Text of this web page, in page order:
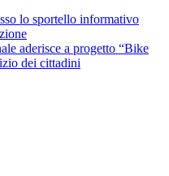
lo sportello informativo
aderisce a progetto “Bike
dei cittadini